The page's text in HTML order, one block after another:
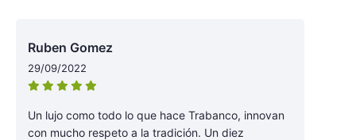
Ruben Gomez
29/09/2022
Un lujo como todo lo que hace Trabanco, innovan
con mucho respeto a la tradición. Un diez